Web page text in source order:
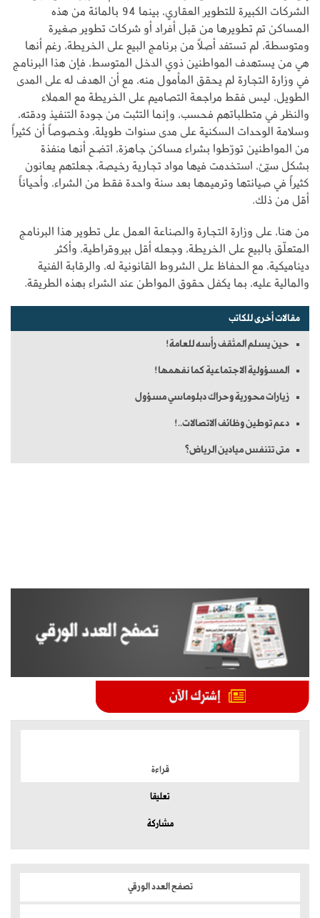
الشركات الكبيرة للتطوير العقاري، بينما 94 بالمائة من هذه
المساكن تم تطويرها من قبل أفراد أو شركات تطوير صغيرة
ومتوسطة، لم تستفد أصلاً من برنامج البيع على الخريطة، رغم أنها
هي من يستهدف المواطنين ذوي الدخل المتوسط، فإن هذا البرنامج
في وزارة التجارة لم يحقق المأمول منه، مع أن الهدف له على المدى
الطويل، ليس فقط مراجعة التصاميم على الخريطة مع العملاء
والنظر في متطلباتهم فحسب، وإنما التثبت من جودة التنفيذ ودقته،
وسلامة الوحدات السكنية على مدى سنوات طويلة، وخصوصاً أن كثيراً
من المواطنين تورّطوا بشراء مساكن جاهزة، اتضح أنها منفذة
بشكل سيّئ، استخدمت فيها مواد تجارية رخيصة، جعلتهم يعانون
كثيراً في صيانتها وترميمها بعد سنة واحدة فقط من الشراء، وأحياناً
أقل من ذلك.
من هنا، على وزارة التجارة والصناعة العمل على تطوير هذا البرنامج
المتعلّق بالبيع على الخريطة، وجعله أقل بيروقراطية، وأكثر
ديناميكية، مع الحفاظ على الشروط القانونية له، والرقابة الفنية
والمالية عليه، بما يكفل حقوق المواطن عند الشراء بهذه الطريقة.
مقالات أخرى للكاتب
حين يسلم المثقف رأسه للعامة!
المسؤولية الاجتماعية كما نفهمها!
زيارات محورية وحراك دبلوماسي مسؤول
دعم توطين وظائف الاتصالات..!
متى تتنفس ميادين الرياض؟
قراءة
تعليقا
مشاركة
تصفح العدد الورقي